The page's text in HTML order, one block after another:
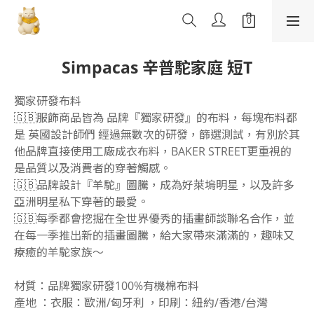
Simpacas 辛普駝家庭 短T
獨家研發布料
🇬🇧服飾商品皆為 品牌『獨家研發』的布料，每塊布料都
是 英國設計師們 經過無數次的研發，篩選測試，有別於其
他品牌直接使用工廠成衣布料，BAKER STREET更重視的
是品質以及消費者的穿著觸感。
🇬🇧品牌設計『羊駝』圖騰，成為好萊塢明星，以及許多
亞洲明星私下穿著的最愛。
🇬🇧每季都會挖掘在全世界優秀的插畫師談聯名合作，並
在每一季推出新的插畫圖騰，給大家帶來滿滿的，趣味又
療癒的羊駝家族～
材質：品牌獨家研發100%有機棉布料
產地 ：衣服：歐洲/匈牙利 ，印刷：紐約/香港/台灣